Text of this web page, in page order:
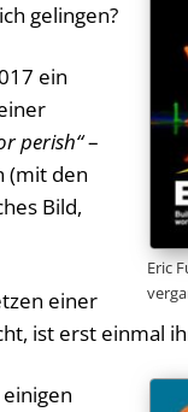
Eric
gelingen?
ein
perish“–
(mit den
Bild,
einer
ist erst einmal